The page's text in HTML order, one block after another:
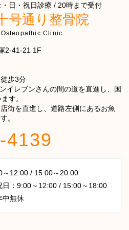
・日・祝日診療 / 20時まで受付
号通り整骨院
Clinic
2-41-21 1F
歩3分
イレブンさんの間の道を直進し、国
す。
街を直進し、道路左側にあるお魚
。
4139
～12:00 / 15:00～20:00
日：9:00～12:00 / 15:00～18:00
中無休